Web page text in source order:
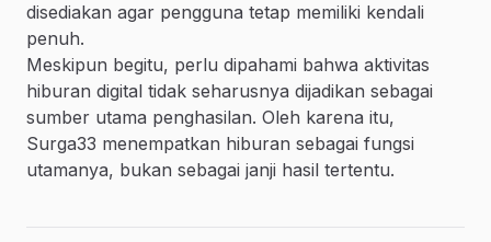
disediakan agar pengguna tetap memiliki kendali
penuh.
Meskipun begitu, perlu dipahami bahwa aktivitas
hiburan digital tidak seharusnya dijadikan sebagai
sumber utama penghasilan. Oleh karena itu,
Surga33 menempatkan hiburan sebagai fungsi
utamanya, bukan sebagai janji hasil tertentu.